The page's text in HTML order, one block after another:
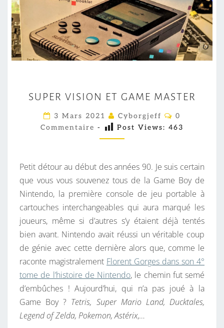
U
P
E
R
I
S
I
O
N
E
T
G
A
M
E
M
SUPER VISION ET GAME MASTER
3 Mars 2021 Cyborgjeff
C
M
T
A
I
R
E
0
Commentaire - Post Views: 463
Petit détour au début des années 90. Je suis certain
que vous vous souvenez tous de la Game Boy de
Nintendo, la première console de jeu portable à
cartouches interchangeables qui aura marqué les
joueurs, même si d’autres s’y étaient déjà tentés
bien avant. Nintendo avait réussi un véritable coup
de génie avec cette dernière alors que, comme le
raconte magistralement Florent Gorges dans son 4°
tome de l’histoire de Nintendo, le chemin fut semé
d’embûches ! Aujourd’hui, qui n’a pas joué à la
Game Boy ? Tetris, Super Mario Land, Ducktales,
Legend of Zelda, Pokemon, Astérix,…